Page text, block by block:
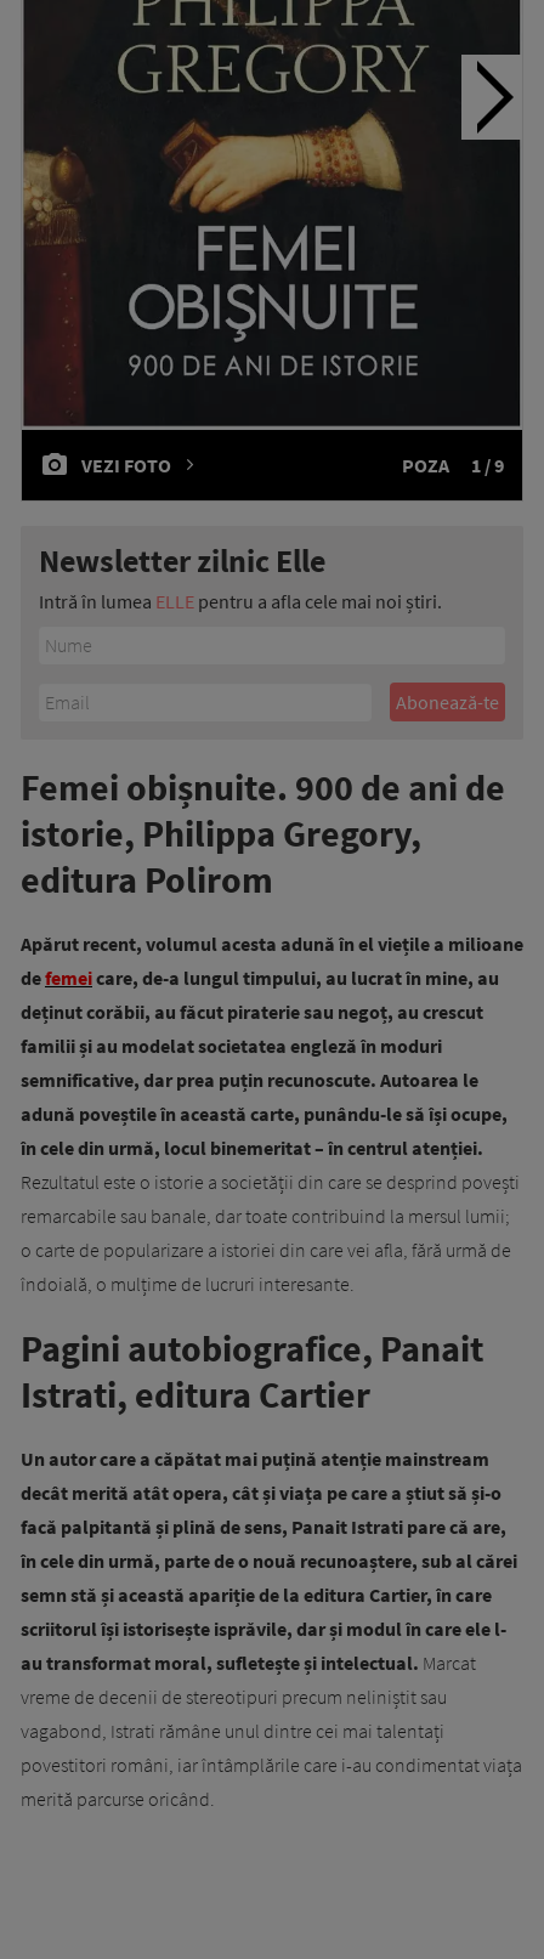
VEZI FOTO POZA 1 / 9
Newsletter zilnic Elle
Intră în lumea ELLE pentru a afla cele mai noi știri.
Femei obișnuite. 900 de ani de
istorie, Philippa Gregory,
editura Polirom
Apărut recent, volumul acesta adună în el viețile a milioane
defemeicare, de-a lungul timpului, au lucrat în mine, au
deținut corăbii, au făcut piraterie sau negoț, au crescut
familii și au modelat societatea engleză în moduri
semnificative, dar prea puțin recunoscute. Autoarea le
adună poveștile în această carte, punându-le să își ocupe,
în cele din urmă, locul binemeritat – în centrul atenției.
Rezultatul este o istorie a societății din care se desprind povești
remarcabile sau banale, dar toate contribuind la mersul lumii;
o carte de popularizare a istoriei din care vei afla, fără urmă de
îndoială, o mulțime de lucruri interesante.
Pagini autobiografice, Panait
Istrati, editura Cartier
Un autor care a căpătat mai puțină atenție mainstream
decât merită atât opera, cât și viața pe care a știut să și-o
facă palpitantă și plină de sens, Panait Istrati pare că are,
în cele din urmă, parte de o nouă recunoaștere, sub al cărei
semn stă și această apariție de la editura Cartier, în care
scriitorul își istorisește isprăvile, dar și modul în care ele l-
au transformat moral, sufletește și intelectual. Marcat
vreme de decenii de stereotipuri precum neliniștit sau
vagabond, Istrati rămâne unul dintre cei mai talentați
povestitori români, iar întâmplările care i-au condimentat viața
merită parcurse oricând.